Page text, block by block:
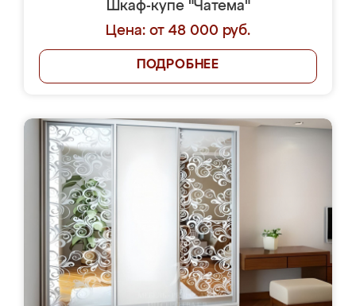
Шкаф-купе "Чатема"
Цена: от 48 000 руб.
ПОДРОБНЕЕ